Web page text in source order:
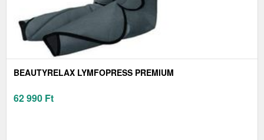
BEAUTYRELAX LYMFOPRESS PREMIUM
62 990 Ft